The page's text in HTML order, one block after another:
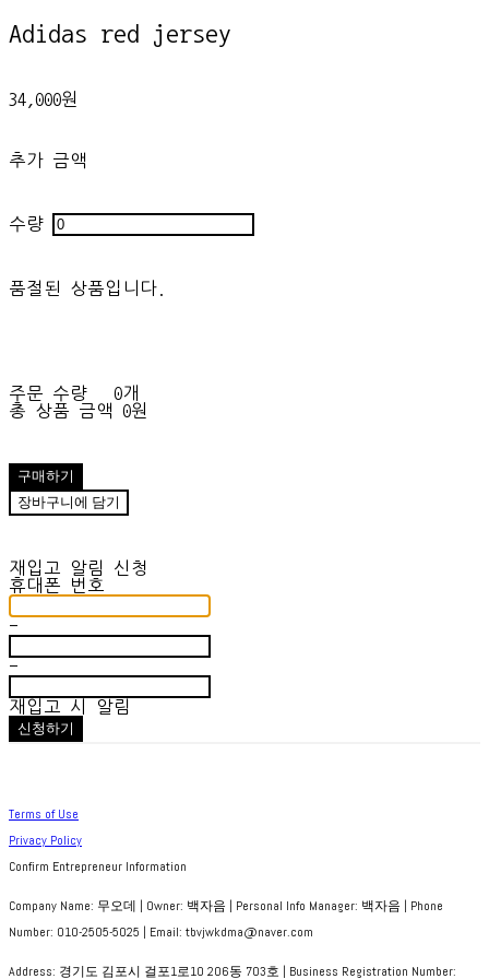
Adidas red jersey
34,000원
추가 금액
수량
품절된 상품입니다.
주문 수량
0개
총 상품 금액
0원
구매하기
장바구니에 담기
재입고 알림 신청
휴대폰 번호
-
-
재입고 시 알림
신청하기
Terms of Use
Privacy Policy
Confirm Entrepreneur Information
Company Name: 무오데 | Owner: 백자음 | Personal Info Manager: 백자음 | Phone
Number: 010-2505-5025 | Email: tbvjwkdma@naver.com
Address: 경기도 김포시 걸포1로10 206동 703호 | Business Registration Number: